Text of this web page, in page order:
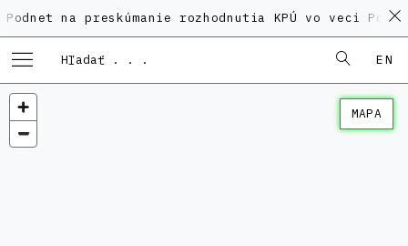
preskúmanie rozhodnutia KPÚ vo veci
EN
MAPA